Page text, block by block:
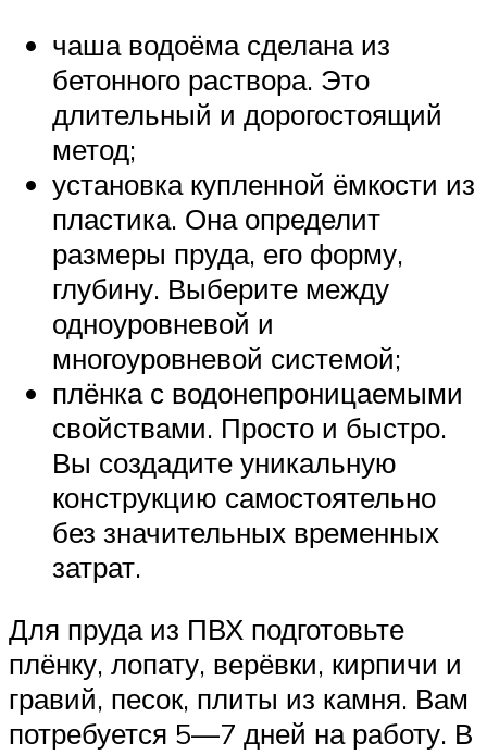
чаша водоёма сделана из
бетонного раствора. Это
длительный и дорогостоящий
метод;
установка купленной ёмкости из
пластика. Она определит
размеры пруда, его форму,
глубину. Выберите между
одноуровневой и
многоуровневой системой;
плёнка с водонепроницаемыми
свойствами. Просто и быстро.
Вы создадите уникальную
конструкцию самостоятельно
без значительных временных
затрат.
Для пруда из ПВХ подготовьте
плёнку, лопату, верёвки, кирпичи и
гравий, песок, плиты из камня. Вам
потребуется 5—7 дней на работу. В